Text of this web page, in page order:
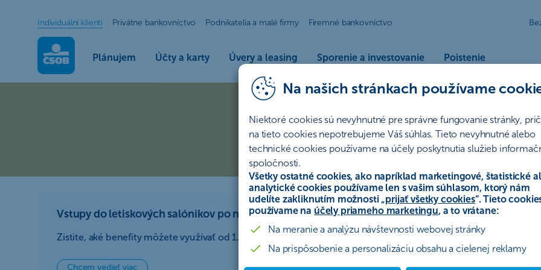
Na našich stránkach používame
Niektoré cookies sú nevyhnutné pre správne fungovanie stránky,
na tieto cookies nepotrebujeme Váš súhlas. Tieto nevyhnutné alebo
technické cookies používame na účely poskytnutia služieb
spoločnosti.
Všetky ostatné cookies, ako napríklad marketingové, štatistické
analytické cookies používame len s vašim súhlasom, ktorý nám
udelíte zakliknutím možnosti „prijať všetky cookies“. Tieto
používame na účely priameho marketingu, a to vrátane:
Na meranie a analýzu návštevnosti webovej stránky
Na prispôsobenie a personalizáciu obsahu a cielenej reklamy
Individuálni klienti
Plánujem Účty a karty Úvery a leasing Sporenie a investovanie Poistenie
Privátne bankovníctvo Podnikatelia a malé firmy Firemné bankovníctvo
Kreditná karta Gold ČSOB – prémiová kreditka
Kreditná karta Mastercard Gold
S prémiovou embosovanou kreditnou kartou Mastercard Gold získate prístup k jedinečným benefitom a službám,
Vstupy do letiskových salónikov po novom
Zistite, aké benefity môžete využívať od 1. júla 2026.
Chcem vedieť viac